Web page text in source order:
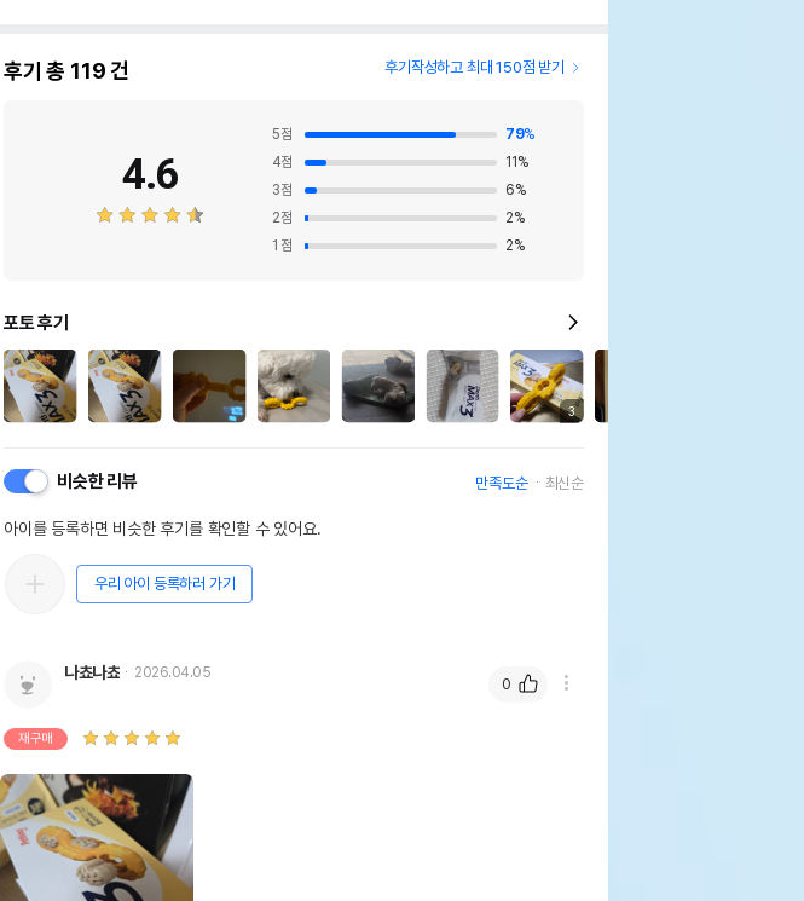
후기 총 119건 후기작성하고 최대 150점 받기
4.6
5점 79%
4점 11 %
3점 6%
2점 2%
1 점 2%
포토 후기
3
비슷한 리뷰 만족도순 최신순
아이를 등록하면 비슷한 후기를 확인할 수 있어요.
우리 아이 등록하러 가기
나쵸나쵸 2026.04.05
재구매
0